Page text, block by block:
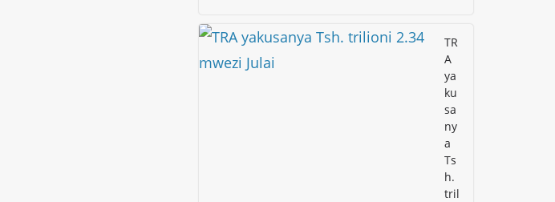
TR
A
ya
ku
sa
ny
a
Ts
h.
tril